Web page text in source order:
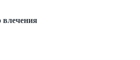
влечения